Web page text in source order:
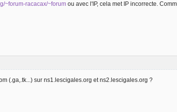
~forum-racacax/~forum ou avec l'IP, cela met IP incorrecte.
(.ga,.tk...) sur ns1.lescigales.org et ns2.lescigales.org ?